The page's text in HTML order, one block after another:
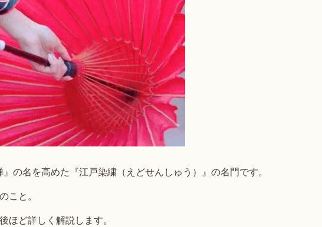
の名を高めた『江戸染繍（えどせんしゅう）』の名門です。
こと。
ど詳しく解説します。